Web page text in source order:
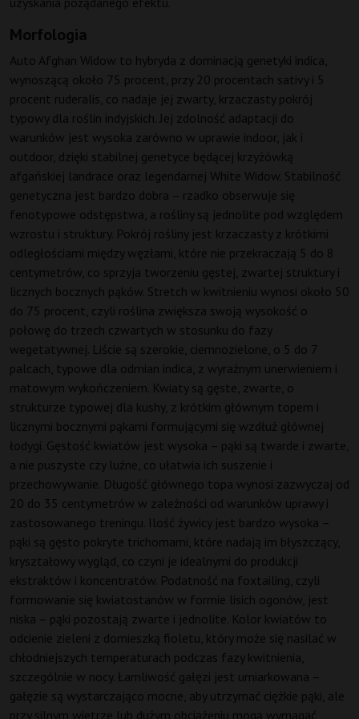
Morfologia
Auto Afghan Widow to hybryda z dominacją genetyki indica,
wynoszącą około 75 procent, przy 20 procentach sativy i 5
procent ruderalis, co nadaje jej zwarty, krzaczasty pokrój
typowy dla roślin indyjskich. Jej zdolność adaptacji do
warunków jest wysoka zarówno w uprawie indoor, jak i
outdoor, dzięki stabilnej genetyce będącej krzyżówką
afgańskiej landrace oraz legendarnej White Widow. Stabilność
genetyczna jest bardzo dobra – rzadko obserwuje się
fenotypowe odstępstwa, a rośliny są jednolite pod względem
wzrostu i struktury. Pokrój rośliny jest krzaczasty z krótkimi
odległościami między węzłami, które nie przekraczają 5 do 8
centymetrów, co sprzyja tworzeniu gęstej, zwartej struktury i
licznych bocznych pąków. Stretch w kwitnieniu wynosi około 50
do 75 procent, czyli roślina zwiększa swoją wysokość o
połowę do trzech czwartych w stosunku do fazy
wegetatywnej. Liście są szerokie, ciemnozielone, o 5 do 7
palcach, typowe dla odmian indica, z wyraźnym unerwieniem i
matowym wykończeniem. Kwiaty są gęste, zwarte, o
strukturze typowej dla kushy, z krótkim głównym topem i
licznymi bocznymi pąkami formującymi się wzdłuż głównej
łodygi. Gęstość kwiatów jest wysoka – pąki są twarde i zwarte,
a nie puszyste czy luźne, co ułatwia ich suszenie i
przechowywanie. Długość głównego topa wynosi zazwyczaj od
20 do 35 centymetrów w zależności od warunków uprawy i
zastosowanego treningu. Ilość żywicy jest bardzo wysoka –
pąki są gęsto pokryte trichomami, które nadają im błyszczący,
kryształowy wygląd, co czyni je idealnymi do produkcji
ekstraktów i koncentratów. Podatność na foxtailing, czyli
formowanie się kwiatostanów w formie lisich ogonów, jest
niska – pąki pozostają zwarte i jednolite. Kolor kwiatów to
odcienie zieleni z domieszką fioletu, który może się nasilać w
chłodniejszych temperaturach podczas fazy kwitnienia,
szczególnie w nocy. Łamliwość gałęzi jest umiarkowana –
gałęzie są wystarczająco mocne, aby utrzymać ciężkie pąki, ale
przy silnym wietrze lub dużym obciążeniu mogą wymagać